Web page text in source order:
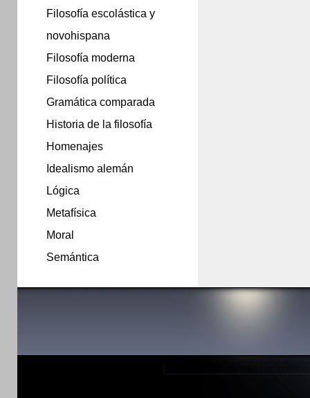
Filosofía escolástica y
novohispana
Filosofía moderna
Filosofía política
Gramática comparada
Historia de la filosofía
Homenajes
Idealismo alemán
Lógica
Metafísica
Moral
Semántica